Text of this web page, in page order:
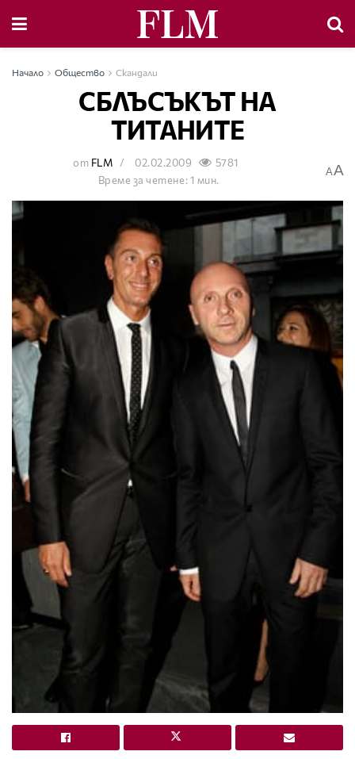
Начало Общество Скандали
СБЛЪСЪКЪТ НА
ТИТАНИТЕ
от FLM 02.02.2009
5781
Време за четене: 1 мин.
AA